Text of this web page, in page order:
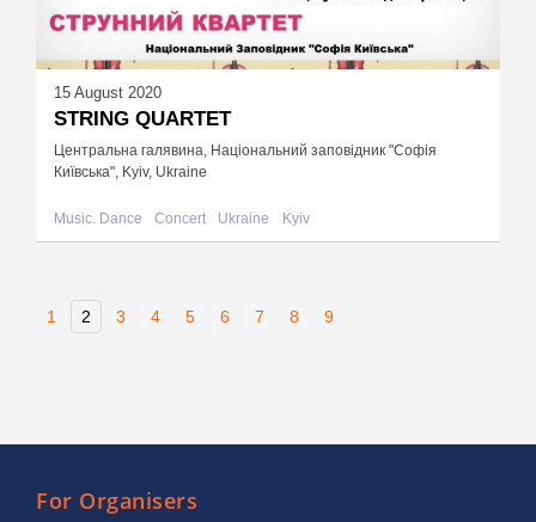
15 August 2020
STRING QUARTET
Центральна галявина, Національний заповідник "Софія
Київська", Kyiv, Ukraine
Music. Dance Concert Ukraine Kyiv
1 2 3 4 5 6 7 8 9
For Organisers